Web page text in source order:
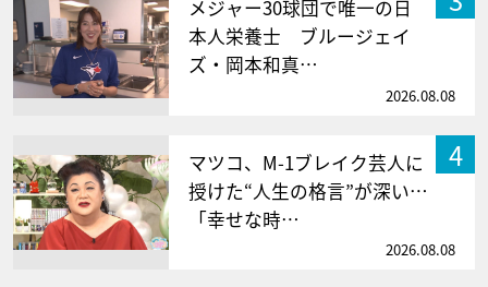
メジャー30球団で唯一の日
本人栄養士 ブルージェイ
ズ・岡本和真…
2026.08.08
4
マツコ、M-1ブレイク芸人に
授けた“人生の格言”が深い…
「幸せな時…
2026.08.08